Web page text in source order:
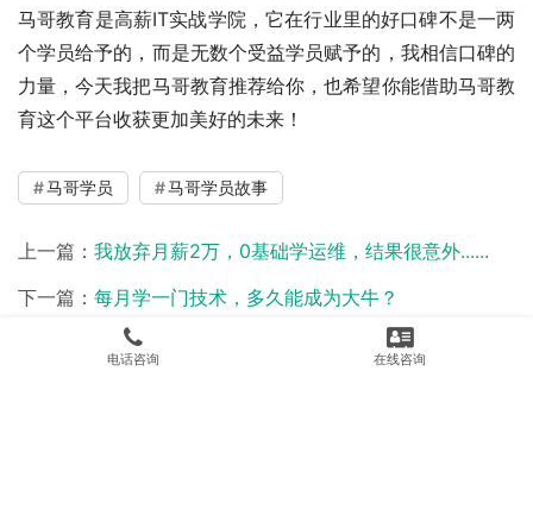
马哥教育是高薪IT实战学院，它在行业里的好口碑不是一两
个学员给予的，而是无数个受益学员赋予的，我相信口碑的
力量，今天我把马哥教育推荐给你，也希望你能借助马哥教
育这个平台收获更加美好的未来！
马哥学员 马哥学员故事
上一篇： 我放弃月薪2万，0基础学运维，结果很意外......
下一篇： 每月学一门技术，多久能成为大牛？
电话咨询 在线咨询